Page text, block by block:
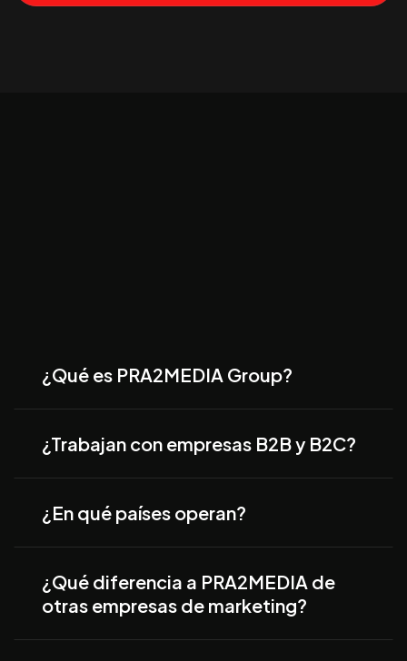
¿Qué es PRA2MEDIA Group?
¿Trabajan con empresas B2B y B2C?
¿En qué países operan?
¿Qué diferencia a PRA2MEDIA de
otras empresas de marketing?